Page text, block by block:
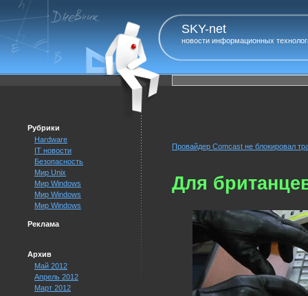
SKY-net
новости информационных
Рубрики
Hardware
IT новости
Безопасность
Мир Unix
Мир Windows
Мир Windows
Мир Windows
Реклама
Архив
Май 2012
Апрель 2012
Март 2012
Провайдер Comcast не блокировал
Для